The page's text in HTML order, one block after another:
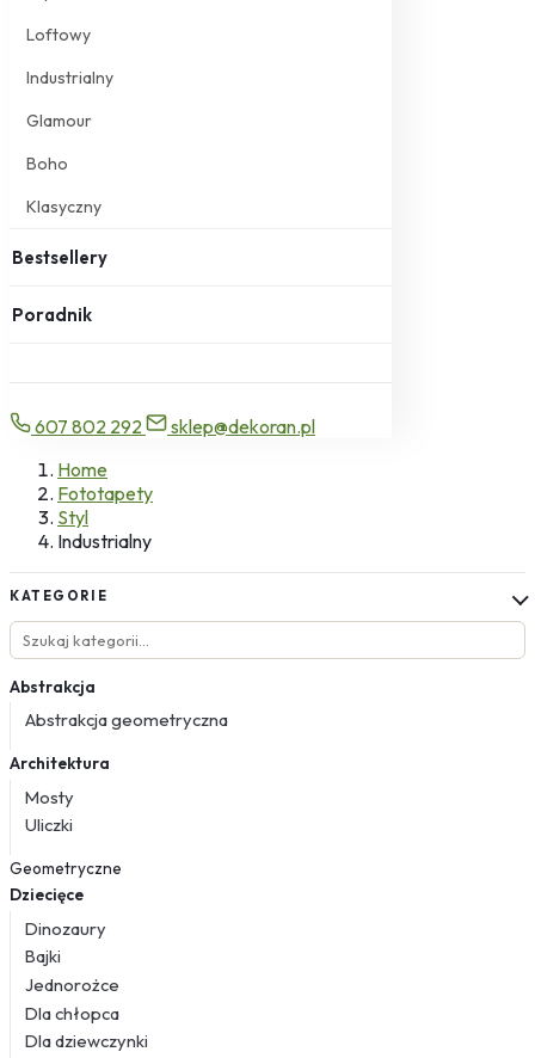
Loftowy
Industrialny
Glamour
Boho
Klasyczny
Bestsellery
Poradnik
607 802 292
sklep@dekoran.pl
Home
Fototapety
Styl
Industrialny
KATEGORIE
Abstrakcja
Abstrakcja geometryczna
Architektura
Mosty
Uliczki
Geometryczne
Dziecięce
Dinozaury
Bajki
Jednorożce
Dla chłopca
Dla dziewczynki